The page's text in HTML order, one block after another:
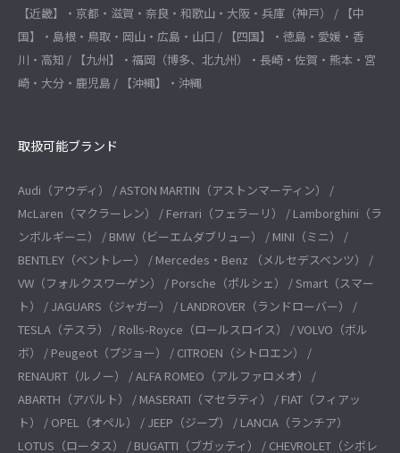
【近畿】・京都・滋賀・奈良・和歌山・大阪・兵庫（神戸） / 【中
国】・島根・鳥取・岡山・広島・山口 / 【四国】・徳島・愛媛・香
川・高知 / 【九州】・福岡（博多、北九州）・長崎・佐賀・熊本・宮
崎・大分・鹿児島 / 【沖縄】・沖縄
取扱可能ブランド
Audi（アウディ） / ASTON MARTIN（アストンマーティン） /
McLaren（マクラーレン） / Ferrari（フェラーリ） / Lamborghini（ラ
ンボルギーニ） / BMW（ビーエムダブリュー） / MINI（ミニ） /
BENTLEY（ベントレー） / Mercedes・Benz （メルセデスベンツ） /
VW（フォルクスワーゲン） / Porsche（ポルシェ） / Smart（スマー
ト） / JAGUARS（ジャガー） / LANDROVER（ランドローバー） /
TESLA（テスラ） / Rolls-Royce（ロールスロイス） / VOLVO（ボル
ボ） / Peugeot（プジョー） / CITROEN（シトロエン） /
RENAURT（ルノー） / ALFA ROMEO（アルファロメオ） /
ABARTH（アバルト） / MASERATI（マセラティ） / FIAT（フィアッ
ト） / OPEL（オペル） / JEEP（ジープ） / LANCIA（ランチア）
LOTUS（ロータス） / BUGATTI（ブガッティ） / CHEVROLET（シボレ